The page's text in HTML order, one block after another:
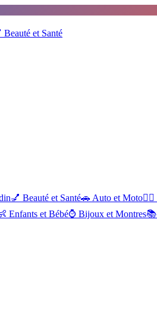
Beauté et Santé
💅 Beauté et Santé🚗 Auto et Moto🏋️‍♂️
Enfants et Bébé⌚ Bijoux et Montres📚